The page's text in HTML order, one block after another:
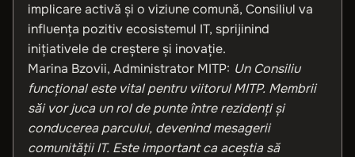
implicare activă și o viziune comună, Consiliul va
influența pozitiv ecosistemul IT, sprijinind
inițiativele de creștere și inovație.
Marina Bzovii, Administrator MITP: Un Consiliu
funcțional este vital pentru viitorul MITP. Membrii
săi vor juca un rol de punte între rezidenți și
conducerea parcului, devenind mesagerii
comunității IT. Este important ca aceștia să